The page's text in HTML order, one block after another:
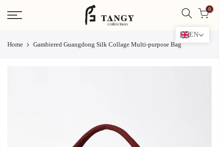
0
Home Gambiered Guangdong Silk Collage Multi-purpose Bag
EN